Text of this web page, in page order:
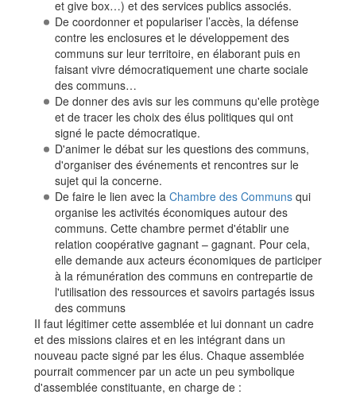
et give box…) et des services publics associés.
De coordonner et populariser l’accès, la défense
contre les enclosures et le développement des
communs sur leur territoire, en élaborant puis en
faisant vivre démocratiquement une charte sociale
des communs…
De donner des avis sur les communs qu'elle protège
et de tracer les choix des élus politiques qui ont
signé le pacte démocratique.
D'animer le débat sur les questions des communs,
d'organiser des événements et rencontres sur le
sujet qui la concerne.
De faire le lien avec la Chambre des Communsqui
organise les activités économiques autour des
communs. Cette chambre permet d'établir une
relation coopérative gagnant – gagnant. Pour cela,
elle demande aux acteurs économiques de participer
à la rémunération des communs en contrepartie de
l'utilisation des ressources et savoirs partagés issus
des communs
II faut légitimer cette assemblée et lui donnant un cadre
et des missions claires et en les intégrant dans un
nouveau pacte signé par les élus. Chaque assemblée
pourrait commencer par un acte un peu symbolique
d'assemblée constituante, en charge de :